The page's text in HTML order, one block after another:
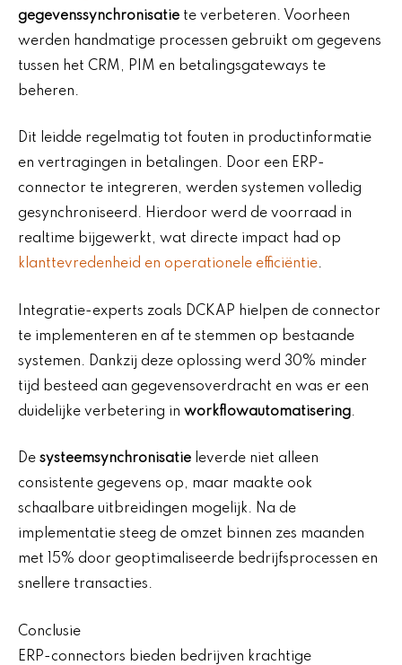
gegevenssynchronisatie te verbeteren. Voorheen
werden handmatige processen gebruikt om gegevens
tussen het CRM, PIM en betalingsgateways te
beheren.
Dit leidde regelmatig tot fouten in productinformatie
en vertragingen in betalingen. Door een ERP-
connector te integreren, werden systemen volledig
gesynchroniseerd. Hierdoor werd de voorraad in
realtime bijgewerkt, wat directe impact had op
klanttevredenheid en operationele efficiëntie.
Integratie-experts zoals DCKAP hielpen de connector
te implementeren en af te stemmen op bestaande
systemen. Dankzij deze oplossing werd 30% minder
tijd besteed aan gegevensoverdracht en was er een
duidelijke verbetering in workflowautomatisering.
De systeemsynchronisatie leverde niet alleen
consistente gegevens op, maar maakte ook
schaalbare uitbreidingen mogelijk. Na de
implementatie steeg de omzet binnen zes maanden
met 15% door geoptimaliseerde bedrijfsprocessen en
snellere transacties.
Conclusie
ERP-connectors bieden bedrijven krachtige